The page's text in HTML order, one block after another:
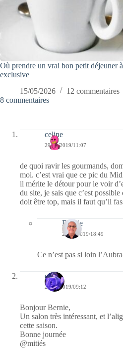
Où prendre un vrai bon petit déjeuner
exclusive
15/05/2026
12 commentaires
8 commentaires
celine
29/01/2019/11:07
de quoi ravir les gourmands,
moi. c’est vrai que ce pic du
il mérite le détour pour le voir
du site, je sais que c’est
doit être top, mais il faut qu’il
Bernie
29/01/2019/18:49
Ce n’est pas si loin
covix
29/01/2019/09:12
Bonjour Bernie,
Un salon très intéressant, et
cette saison.
Bonne journée
@mitiés